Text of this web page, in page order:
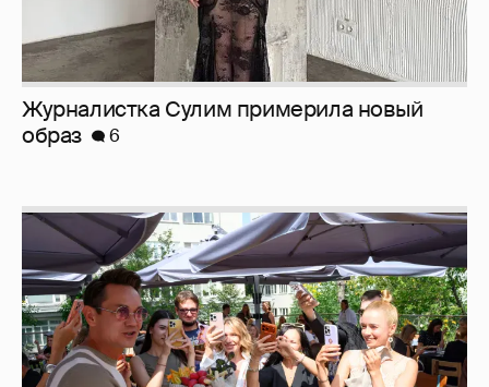
Анастасия Гребенкина, Женя Малахова,
Оксана Русланова и другие гости
фестиваля «Баланс вкуса и ритма»:
рассматриваем летние образы